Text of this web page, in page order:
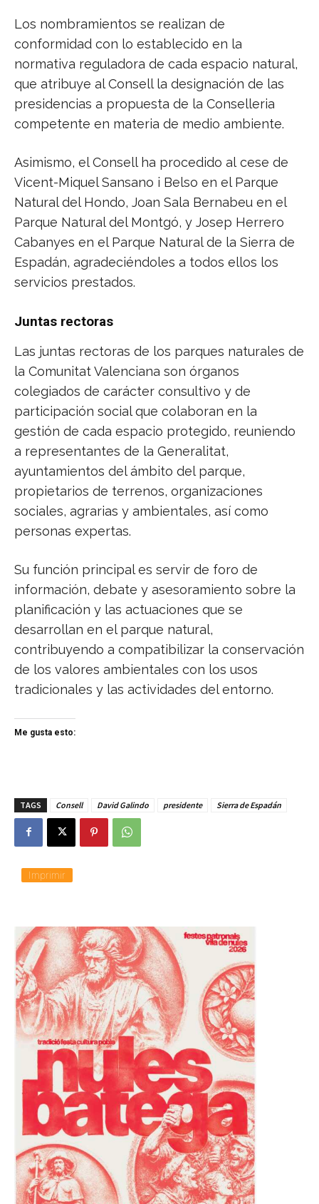
Los nombramientos se realizan de
conformidad con lo establecido en la
normativa reguladora de cada espacio natural,
que atribuye al Consell la designación de las
presidencias a propuesta de la Conselleria
competente en materia de medio ambiente.
Asimismo, el Consell ha procedido al cese de
Vicent-Miquel Sansano i Belso en el Parque
Natural del Hondo, Joan Sala Bernabeu en el
Parque Natural del Montgó, y Josep Herrero
Cabanyes en el Parque Natural de la Sierra de
Espadán, agradeciéndoles a todos ellos los
servicios prestados.
Juntas rectoras
Las juntas rectoras de los parques naturales de
la Comunitat Valenciana son órganos
colegiados de carácter consultivo y de
participación social que colaboran en la
gestión de cada espacio protegido, reuniendo
a representantes de la Generalitat,
ayuntamientos del ámbito del parque,
propietarios de terrenos, organizaciones
sociales, agrarias y ambientales, así como
personas expertas.
Su función principal es servir de foro de
información, debate y asesoramiento sobre la
planificación y las actuaciones que se
desarrollan en el parque natural,
contribuyendo a compatibilizar la conservación
de los valores ambientales con los usos
tradicionales y las actividades del entorno.
Me gusta esto:
TAGS Consell David Galindo presidente Sierra de Espadán
Imprimir